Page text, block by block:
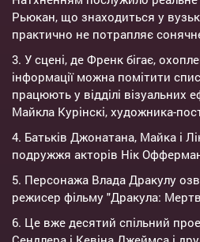
Рьюкан, що знаходиться у
практично не потрапляє
3. У сцені, де Френк бігає,
інформації можна помітити
працюють у відділі візуальних
Майкла Курінскі, художника-
4. Батьків Джонатана, Майка і
подружжя акторів Нік
5. Персонажа Влада Дракулу
режисер фільму "Дракула:
6. Це вже десятий спільний